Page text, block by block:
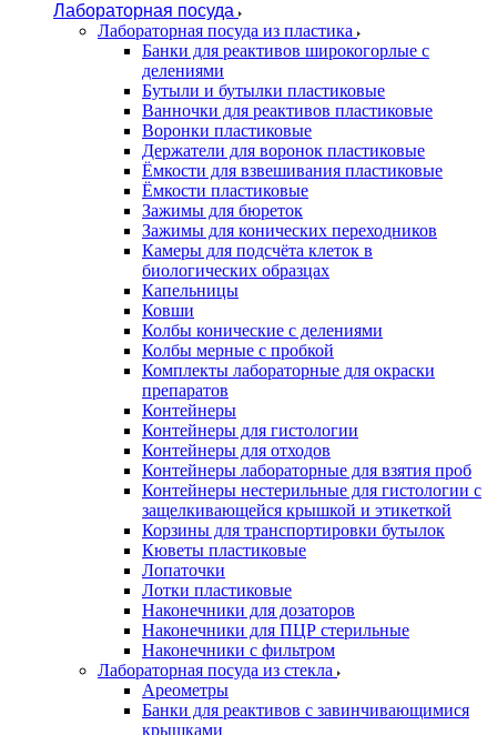
Лабораторная посуда
Лабораторная посуда из пластика
Банки для реактивов широкогорлые с
делениями
Бутыли и бутылки пластиковые
Ванночки для реактивов пластиковые
Воронки пластиковые
Держатели для воронок пластиковые
Ёмкости для взвешивания пластиковые
Ёмкости пластиковые
Зажимы для бюреток
Зажимы для конических переходников
Камеры для подсчёта клеток в
биологических образцах
Капельницы
Ковши
Колбы конические с делениями
Колбы мерные с пробкой
Комплекты лабораторные для окраски
препаратов
Контейнеры
Контейнеры для гистологии
Контейнеры для отходов
Контейнеры лабораторные для взятия проб
Контейнеры нестерильные для гистологии с
защелкивающейся крышкой и этикеткой
Корзины для транспортировки бутылок
Кюветы пластиковые
Лопаточки
Лотки пластиковые
Наконечники для дозаторов
Наконечники для ПЦР стерильные
Наконечники с фильтром
Лабораторная посуда из стекла
Ареометры
Банки для реактивов с завинчивающимися
крышками